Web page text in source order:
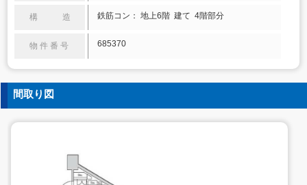
構 造 鉄筋コン： 地上6階 建て 4階部分
物件番号 685370
間取り図